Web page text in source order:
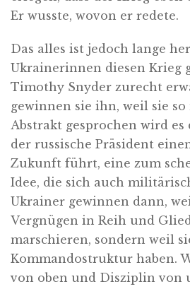
Er wusste, wovon er redete.
Das alles ist jedoch lange
Ukrainerinnen diesen Krieg
Timothy Snyder zurecht
gewinnen sie ihn, weil sie
Abstrakt gesprochen wird es
der russische Präsident
Zukunft führt, eine zum
Idee, die sich auch
Ukrainer gewinnen dann,
Vergnügen in Reih und
marschieren, sondern weil
Kommandostruktur haben.
von oben und Disziplin von